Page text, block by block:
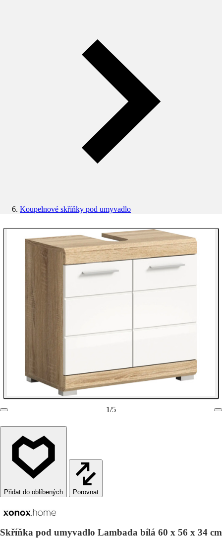
Koupelnové skříňky pod umyvadlo
1/5
Porovnat
Skříňka pod umyvadlo Lambada bílá 60 x 56 x 34 cm